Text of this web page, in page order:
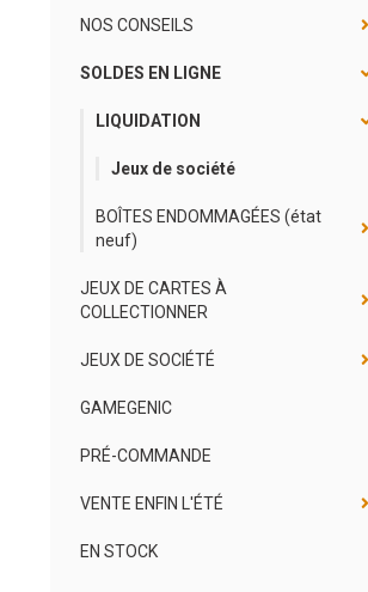
NOS CONSEILS
SOLDES EN LIGNE
LIQUIDATION
Jeux de société
BOÎTES ENDOMMAGÉES (état
neuf)
JEUX DE CARTES À
COLLECTIONNER
JEUX DE SOCIÉTÉ
GAMEGENIC
PRÉ-COMMANDE
VENTE ENFIN L'ÉTÉ
EN STOCK